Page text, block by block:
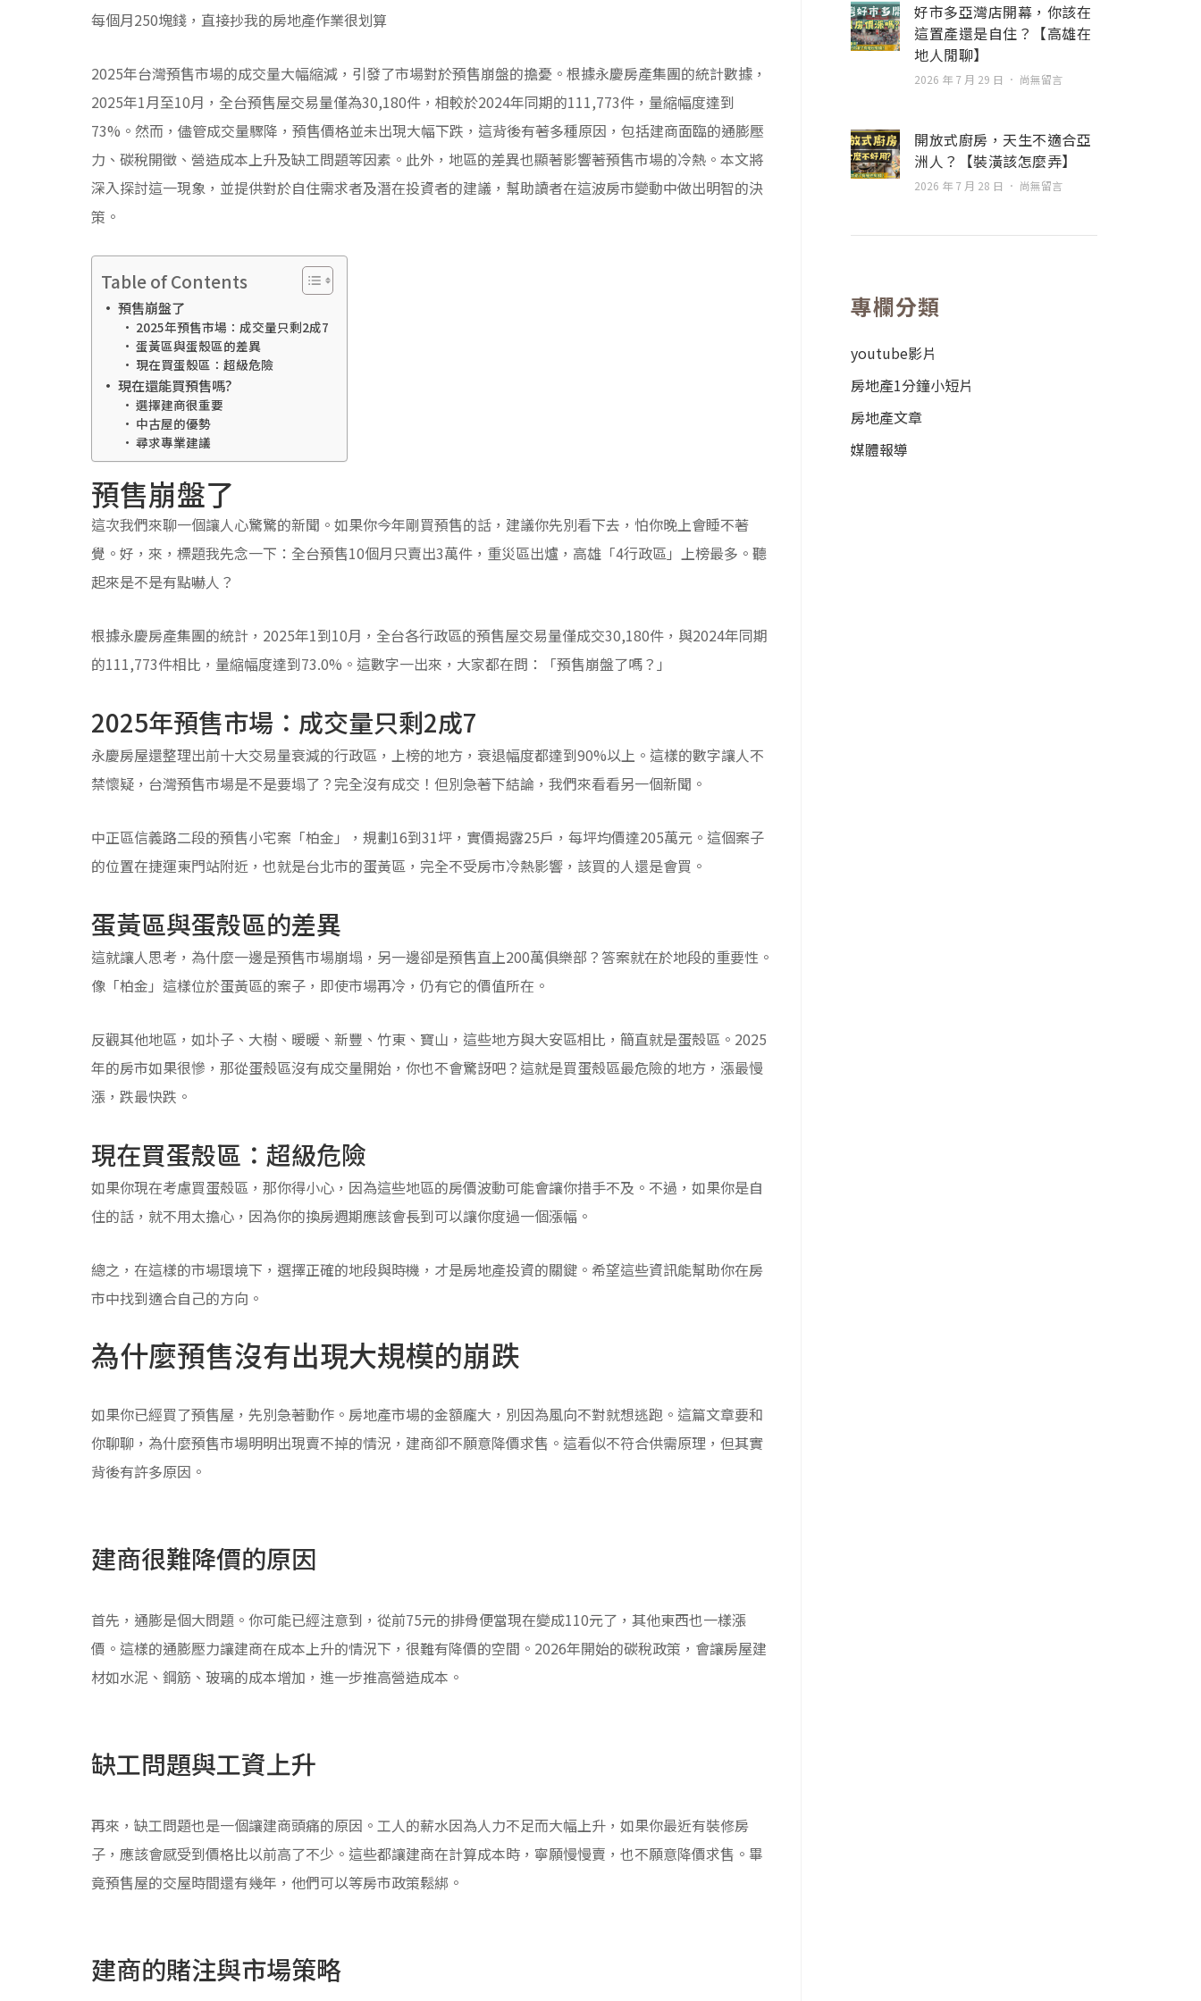
每個月250塊錢，直接抄我的房地產作業很划算
2025年台灣預售市場的成交量大幅縮減，引發了市場對於預售崩盤的擔憂。根據永慶房產集團的統計數據，
2025年1月至10月，全台預售屋交易量僅為30,180件，相較於2024年同期的111,773件，量縮幅度達到
73%。然而，儘管成交量驟降，預售價格並未出現大幅下跌，這背後有著多種原因，包括建商面臨的通膨壓
力、碳稅開徵、營造成本上升及缺工問題等因素。此外，地區的差異也顯著影響著預售市場的冷熱。本文將
深入探討這一現象，並提供對於自住需求者及潛在投資者的建議，幫助讀者在這波房市變動中做出明智的決
策。
Table of Contents
預售崩盤了
2025年預售市場：成交量只剩2成7
蛋黃區與蛋殼區的差異
現在買蛋殼區：超級危險
現在還能買預售嗎?
選擇建商很重要
中古屋的優勢
尋求專業建議
預售崩盤了
這次我們來聊一個讓人心驚驚的新聞。如果你今年剛買預售的話，建議你先別看下去，怕你晚上會睡不著
覺。好，來，標題我先念一下：全台預售10個月只賣出3萬件，重災區出爐，高雄「4行政區」上榜最多。聽
起來是不是有點嚇人？
根據永慶房產集團的統計，2025年1到10月，全台各行政區的預售屋交易量僅成交30,180件，與2024年同期
的111,773件相比，量縮幅度達到73.0%。這數字一出來，大家都在問：「預售崩盤了嗎？」
2025年預售市場：成交量只剩2成7
永慶房屋還整理出前十大交易量衰減的行政區，上榜的地方，衰退幅度都達到90%以上。這樣的數字讓人不
禁懷疑，台灣預售市場是不是要塌了？完全沒有成交！但別急著下結論，我們來看看另一個新聞。
中正區信義路二段的預售小宅案「柏金」，規劃16到31坪，實價揭露25戶，每坪均價達205萬元。這個案子
的位置在捷運東門站附近，也就是台北市的蛋黃區，完全不受房市冷熱影響，該買的人還是會買。
蛋黃區與蛋殼區的差異
這就讓人思考，為什麼一邊是預售市場崩塌，另一邊卻是預售直上200萬俱樂部？答案就在於地段的重要性。
像「柏金」這樣位於蛋黃區的案子，即使市場再冷，仍有它的價值所在。
反觀其他地區，如圤子、大樹、暖暖、新豐、竹東、寶山，這些地方與大安區相比，簡直就是蛋殼區。2025
年的房市如果很慘，那從蛋殼區沒有成交量開始，你也不會驚訝吧？這就是買蛋殼區最危險的地方，漲最慢
漲，跌最快跌。
現在買蛋殼區：超級危險
如果你現在考慮買蛋殼區，那你得小心，因為這些地區的房價波動可能會讓你措手不及。不過，如果你是自
住的話，就不用太擔心，因為你的換房週期應該會長到可以讓你度過一個漲幅。
總之，在這樣的市場環境下，選擇正確的地段與時機，才是房地產投資的關鍵。希望這些資訊能幫助你在房
市中找到適合自己的方向。
為什麼預售沒有出現大規模的崩跌
如果你已經買了預售屋，先別急著動作。房地產市場的金額龐大，別因為風向不對就想逃跑。這篇文章要和
你聊聊，為什麼預售市場明明出現賣不掉的情況，建商卻不願意降價求售。這看似不符合供需原理，但其實
背後有許多原因。
建商很難降價的原因
首先，通膨是個大問題。你可能已經注意到，從前75元的排骨便當現在變成110元了，其他東西也一樣漲
價。這樣的通膨壓力讓建商在成本上升的情況下，很難有降價的空間。2026年開始的碳稅政策，會讓房屋建
材如水泥、鋼筋、玻璃的成本增加，進一步推高營造成本。
缺工問題與工資上升
再來，缺工問題也是一個讓建商頭痛的原因。工人的薪水因為人力不足而大幅上升，如果你最近有裝修房
子，應該會感受到價格比以前高了不少。這些都讓建商在計算成本時，寧願慢慢賣，也不願意降價求售。畢
竟預售屋的交屋時間還有幾年，他們可以等房市政策鬆綁。
建商的賭注與市場策略
好市多亞灣店開幕，你該在
這置產還是自住？【高雄在
地人閒聊】
2026 年 7 月 29 日 尚無留言
開放式廚房，天生不適合亞
洲人？【裝潢該怎麼弄】
2026 年 7 月 28 日 尚無留言
專欄分類
youtube影片
房地產1分鐘小短片
房地產文章
媒體報導